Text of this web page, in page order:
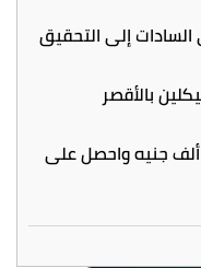
فرصة ذهبية للاستثمار.. أودع 100 ألف جنيه واحصل على